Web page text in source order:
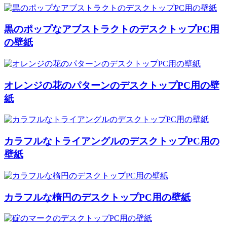
黒のポップなアブストラクトのデスクトップPC用
の壁紙
オレンジの花のパターンのデスクトップPC用の壁
紙
カラフルなトライアングルのデスクトップPC用の
壁紙
カラフルな楕円のデスクトップPC用の壁紙